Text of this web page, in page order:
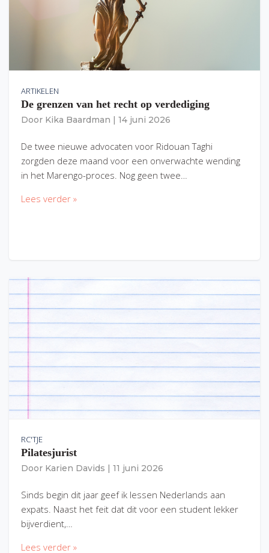
ARTIKELEN
De grenzen van het recht op verdediging
Door Kika Baardman 14 juni 2026
De twee nieuwe advocaten voor Ridouan Taghi
zorgden deze maand voor een onverwachte wending
in het Marengo-proces. Nog geen twee…
Lees verder »
RC'TJE
Pilatesjurist
Door Karien Davids 11 juni 2026
Sinds begin dit jaar geef ik lessen Nederlands aan
expats. Naast het feit dat dit voor een student lekker
bijverdient,…
Lees verder »